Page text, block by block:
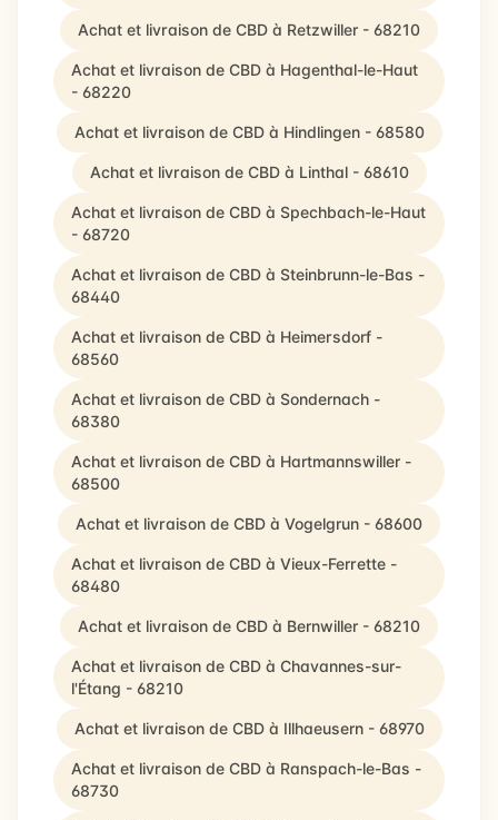
Achat et livraison de CBD à Retzwiller - 68210
Achat et livraison de CBD à Hagenthal-le-Haut
- 68220
Achat et livraison de CBD à Hindlingen - 68580
Achat et livraison de CBD à Linthal - 68610
Achat et livraison de CBD à Spechbach-le-Haut
- 68720
Achat et livraison de CBD à Steinbrunn-le-Bas -
68440
Achat et livraison de CBD à Heimersdorf -
68560
Achat et livraison de CBD à Sondernach -
68380
Achat et livraison de CBD à Hartmannswiller -
68500
Achat et livraison de CBD à Vogelgrun - 68600
Achat et livraison de CBD à Vieux-Ferrette -
68480
Achat et livraison de CBD à Bernwiller - 68210
Achat et livraison de CBD à Chavannes-sur-
l'Étang - 68210
Achat et livraison de CBD à Illhaeusern - 68970
Achat et livraison de CBD à Ranspach-le-Bas -
68730